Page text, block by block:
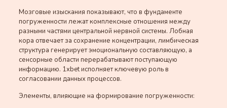
Мозговые изыскания показывают, что в фундаменте
погруженности лежат комплексные отношения между
разными частями центральной нервной системы. Лобная
кора отвечает за сохранение концентрации, лимбическая
структура генерирует эмоциональную составляющую, а
сенсорные области перерабатывают поступающую
информацию. 1xbet исполняет ключевую роль в
согласовании данных процессов.
Элементы, влияющие на формирование погруженности: